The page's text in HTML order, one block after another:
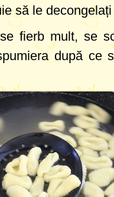
să le
fierb mult, se
după ce